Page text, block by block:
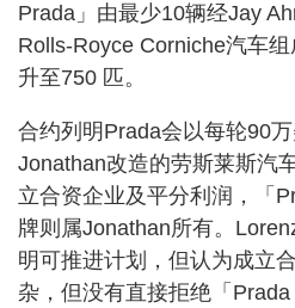
Prada」由最少10辆经Jay
Rolls-Royce Corniche汽车
升至750 匹。
合约列明Prada会以每轮90
Jonathan改造的劳斯莱斯汽
立合资企业及平分利润，「
牌则属Jonathan所有。
明可推进计划，但认为成立
杂，但没有直接拒绝「